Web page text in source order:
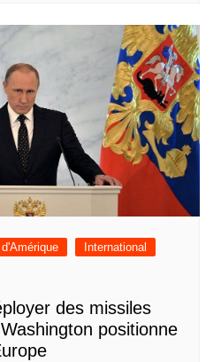
International
des missiles
positionne